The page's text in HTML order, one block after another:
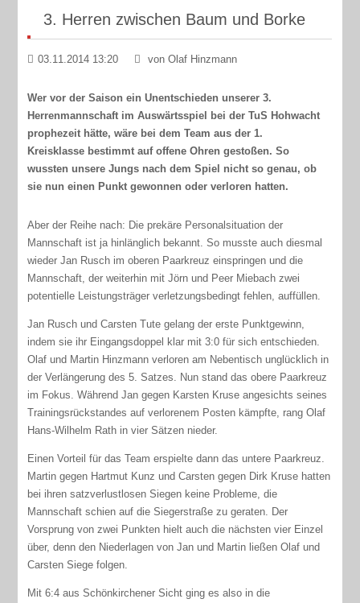
3. Herren zwischen Baum und Borke
03.11.2014 13:20 von Olaf Hinzmann
Wer vor der Saison ein Unentschieden unserer 3.
Herrenmannschaft im Auswärtsspiel bei der TuS Hohwacht
prophezeit hätte, wäre bei dem Team aus der 1.
Kreisklasse bestimmt auf offene Ohren gestoßen. So
wussten unsere Jungs nach dem Spiel nicht so genau, ob
sie nun einen Punkt gewonnen oder verloren hatten.
Aber der Reihe nach: Die prekäre Personalsituation der
Mannschaft ist ja hinlänglich bekannt. So musste auch diesmal
wieder Jan Rusch im oberen Paarkreuz einspringen und die
Mannschaft, der weiterhin mit Jörn und Peer Miebach zwei
potentielle Leistungsträger verletzungsbedingt fehlen, auffüllen.
Jan Rusch und Carsten Tute gelang der erste Punktgewinn,
indem sie ihr Eingangsdoppel klar mit 3:0 für sich entschieden.
Olaf und Martin Hinzmann verloren am Nebentisch unglücklich in
der Verlängerung des 5. Satzes. Nun stand das obere Paarkreuz
im Fokus. Während Jan gegen Karsten Kruse angesichts seines
Trainingsrückstandes auf verlorenem Posten kämpfte, rang Olaf
Hans-Wilhelm Rath in vier Sätzen nieder.
Einen Vorteil für das Team erspielte dann das untere Paarkreuz.
Martin gegen Hartmut Kunz und Carsten gegen Dirk Kruse hatten
bei ihren satzverlustlosen Siegen keine Probleme, die
Mannschaft schien auf die Siegerstraße zu geraten. Der
Vorsprung von zwei Punkten hielt auch die nächsten vier Einzel
über, denn den Niederlagen von Jan und Martin ließen Olaf und
Carsten Siege folgen.
Mit 6:4 aus Schönkirchener Sicht ging es also in die